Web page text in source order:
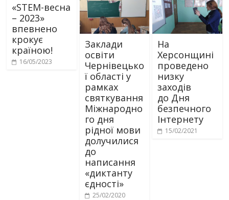
«STEM-весна
– 2023»
впевнено
крокує
країною!
16/05/2023
Заклади
освіти
Чернівецько
ї області у
рамках
святкування
Міжнародно
го дня
рідної мови
долучилися
до
написання
«диктанту
єдності»
25/02/2020
На
Херсонщині
проведено
низку
заходів
до Дня
безпечного
Інтернету
15/02/2021